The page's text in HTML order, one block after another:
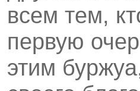
всем тем,
первую
этим